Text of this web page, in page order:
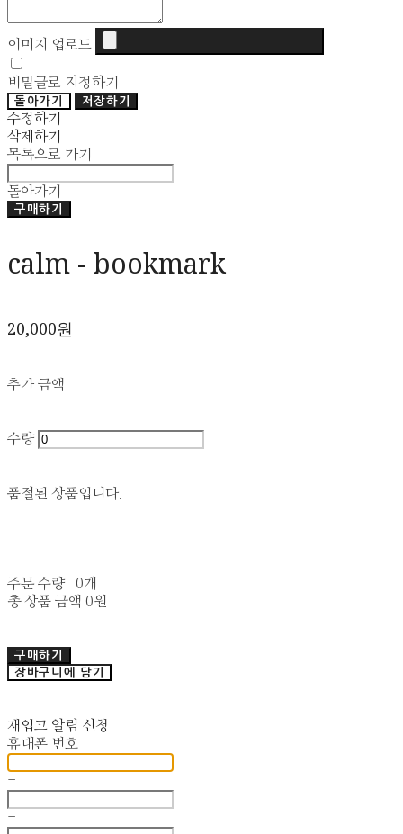
이미지 업로드
비밀글로 지정하기
돌아가기 저장하기
수정하기
삭제하기
목록으로 가기
돌아가기
구매하기
calm - bookmark
20,000원
추가 금액
수량
품절된 상품입니다.
주문 수량
0개
총 상품 금액 0원
구매하기
장바구니에 담기
재입고 알림 신청
휴대폰 번호
-
-